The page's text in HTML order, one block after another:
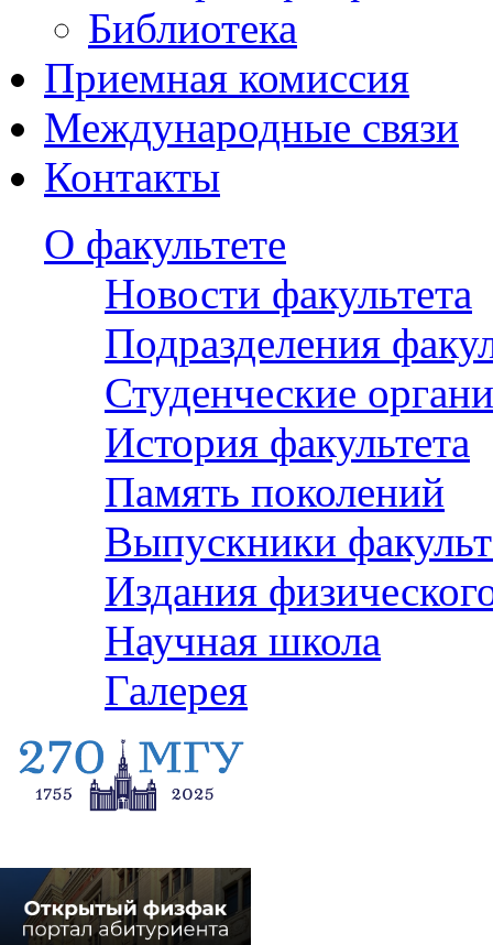
Библиотека
Приемная комиссия
Международные связи
Контакты
О факультете
Новости факультета
Подразделения
Студенческие
История факультета
Память поколений
Выпускники
Издания
Научная школа
Галерея